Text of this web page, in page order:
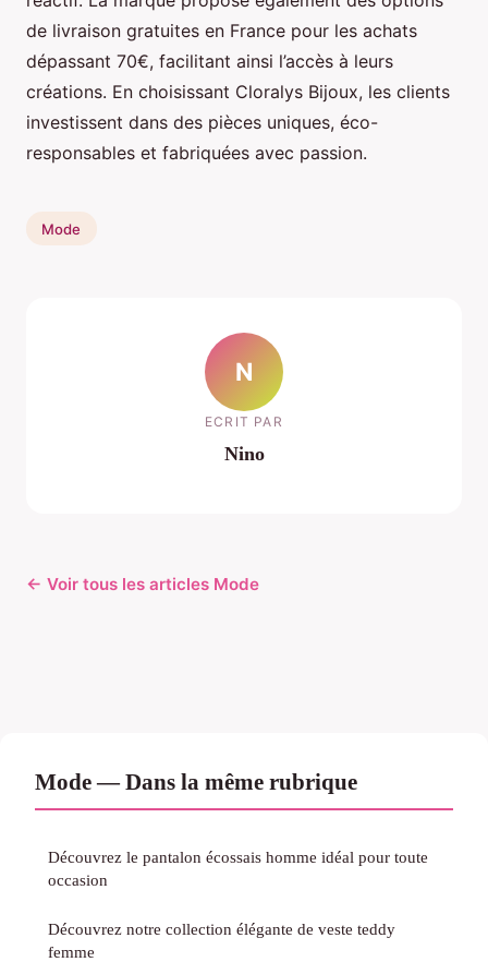
de livraison gratuites en France pour les achats
dépassant 70€, facilitant ainsi l’accès à leurs
créations. En choisissant Cloralys Bijoux, les clients
investissent dans des pièces uniques, éco-
responsables et fabriquées avec passion.
Mode
N
ECRIT PAR
Nino
← Voir tous les articles Mode
Mode — Dans la même rubrique
Découvrez le pantalon écossais homme idéal pour toute
occasion
Découvrez notre collection élégante de veste teddy
femme